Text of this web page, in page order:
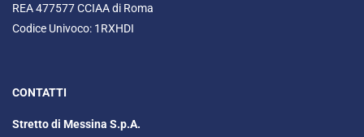
REA 477577 CCIAA di Roma
Codice Univoco: 1RXHDI
CONTATTI
Stretto di Messina S.p.A.